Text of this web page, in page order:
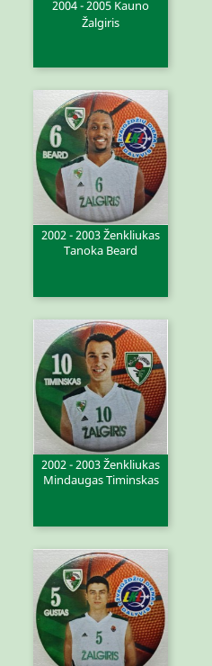
2004 - 2005 Kauno
Žalgiris
2002 - 2003 Ženkliukas
Tanoka Beard
2002 - 2003 Ženkliukas
Mindaugas Timinskas